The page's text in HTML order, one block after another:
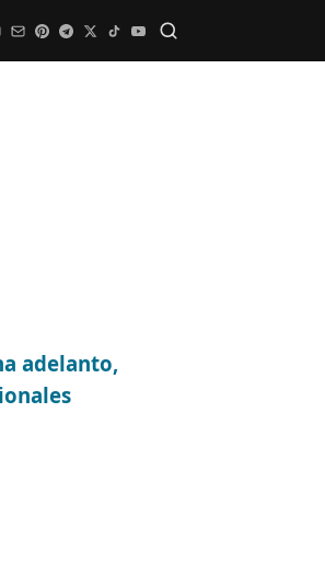
adelanto,